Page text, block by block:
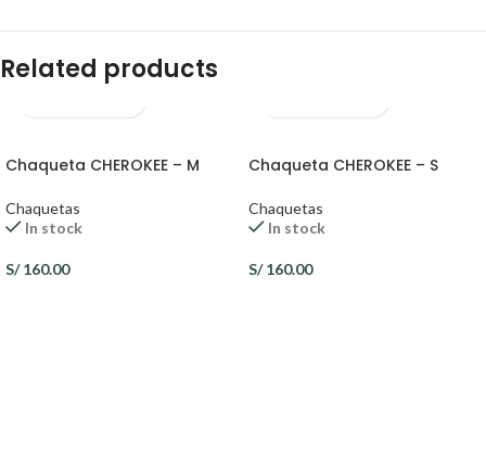
Related products
Chaqueta CHEROKEE – M
Chaquetas
In stock
S/160.00
Chaqueta CHEROKEE – S
Chaquetas
In stock
S/160.00